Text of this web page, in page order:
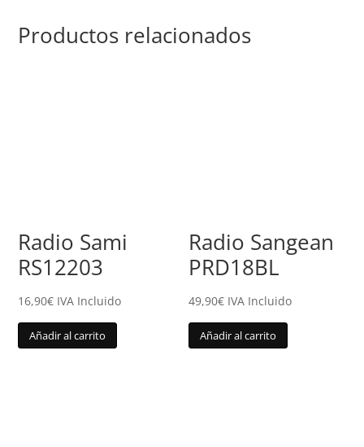
Productos relacionados
Radio Sami
RS12203
16,90€ IVA Incluido
Añadir al carrito
Radio Sangean
PRD18BL
49,90€ IVA Incluido
Añadir al carrito